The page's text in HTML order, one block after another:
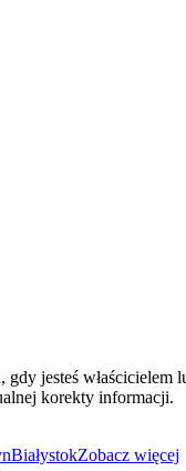
jesteś
korekty informacji.
BiałystokZobacz więcej